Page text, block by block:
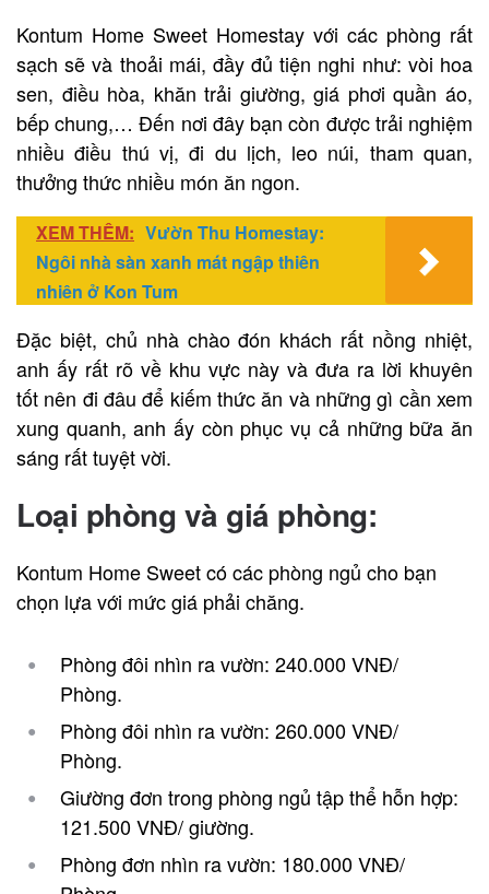
Kontum Home Sweet Homestay với các phòng rất
sạch sẽ và thoải mái, đầy đủ tiện nghi như: vòi hoa
sen, điều hòa, khăn trải giường, giá phơi quần áo,
bếp chung,… Đến nơi đây bạn còn được trải nghiệm
nhiều điều thú vị, đi du lịch, leo núi, tham quan,
thưởng thức nhiều món ăn ngon.
XEM THÊM: Vườn Thu Homestay:
Ngôi nhà sàn xanh mát ngập thiên
nhiên ở Kon Tum
Đặc biệt, chủ nhà chào đón khách rất nồng nhiệt,
anh ấy rất rõ về khu vực này và đưa ra lời khuyên
tốt nên đi đâu để kiếm thức ăn và những gì cần xem
xung quanh, anh ấy còn phục vụ cả những bữa ăn
sáng rất tuyệt vời.
Loại phòng và giá phòng:
Kontum Home Sweet có các phòng ngủ cho bạn
chọn lựa với mức giá phải chăng.
Phòng đôi nhìn ra vườn: 240.000 VNĐ/
Phòng.
Phòng đôi nhìn ra vườn: 260.000 VNĐ/
Phòng.
Giường đơn trong phòng ngủ tập thể hỗn hợp:
121.500 VNĐ/ giường.
Phòng đơn nhìn ra vườn: 180.000 VNĐ/